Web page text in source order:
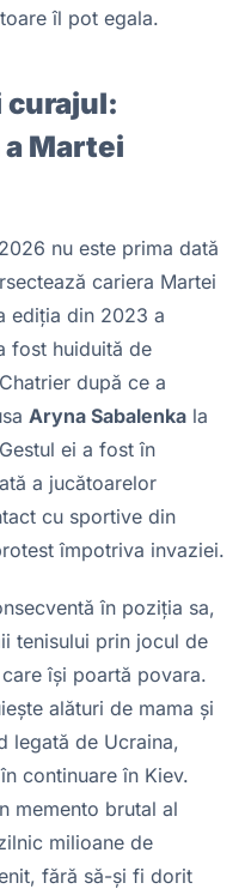
îl pot egala.
curajul:
Martei
nu este prima dată
cariera Martei
ediția din 2023 a
fost huiduită de
după ce a
Aryna Sabalenka la
ei a fost în
a jucătoarelor
cu sportive din
împotriva invaziei.
în poziția sa,
tenisului prin jocul de
își poartă povara.
alături de mama și
legată de Ucraina,
continuare în Kiev.
memento brutal al
milioane de
fără să-și fi dorit